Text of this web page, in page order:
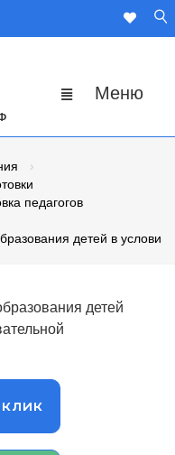
педагогов
детей в
детей